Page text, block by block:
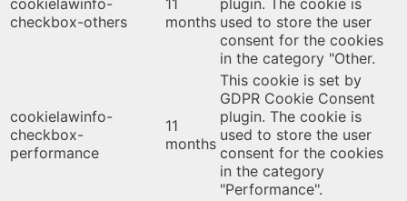
cookielawinfo-
checkbox-others
11
months
plugin. The cookie is
used to store the user
consent for the cookies
in the category "Other.
cookielawinfo-
checkbox-
performance
11
months
This cookie is set by
GDPR Cookie Consent
plugin. The cookie is
used to store the user
consent for the cookies
in the category
"Performance".